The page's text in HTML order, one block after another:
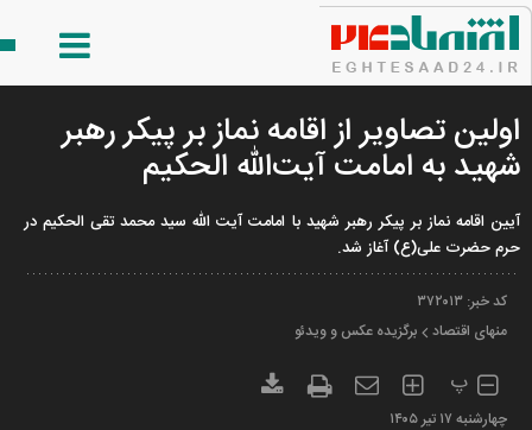
اولین تصاویر از اقامه نماز بر پیکر رهبر
شهید به امامت آیت‌الله الحکیم
آیین اقامه نماز بر پیکر رهبر شهید با امامت آیت الله سید محمد تقی الحکیم در
حرم حضرت علی(ع) آغاز شد.
کد خبر: ۳۷۲۰۱۳
منهای اقتصاد
برگزیده عکس و ویدئو
پ
چهارشنبه ۱۷ تير ۱۴۰۵